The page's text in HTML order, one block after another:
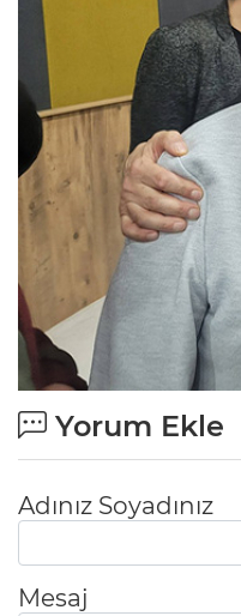
Yorum Ekle
Adınız Soyadınız
Mesaj